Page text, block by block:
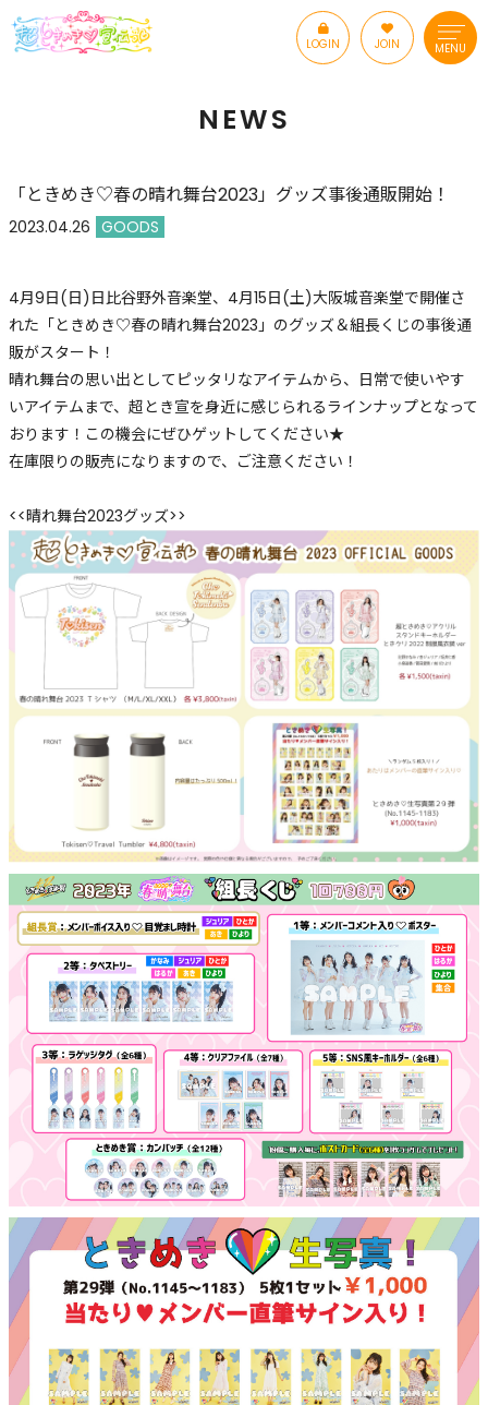
LOGIN JOIN MENU
NEWS
「ときめき♡春の晴れ舞台2023」グッズ事後通販開始！
2023.04.26 GOODS
4月9日(日)日比谷野外音楽堂、4月15日(土)大阪城音楽堂で開催さ
れた「ときめき♡春の晴れ舞台2023」のグッズ＆組長くじの事後通
販がスタート！
晴れ舞台の思い出としてピッタリなアイテムから、日常で使いやす
いアイテムまで、超とき宣を身近に感じられるラインナップとなって
おります！この機会にぜひゲットしてください★
在庫限りの販売になりますので、ご注意ください！
<<晴れ舞台2023グッズ>>